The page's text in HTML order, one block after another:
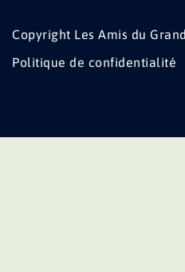
Copyright Les Amis du
Politique de confidentialité